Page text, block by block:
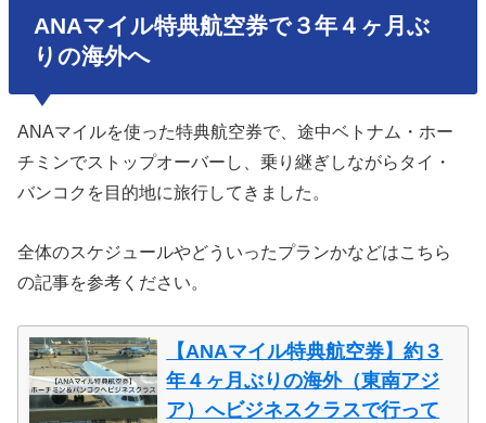
ANAマイル特典航空券で３年４ヶ月ぶ
りの海外へ
ANAマイルを使った特典航空券で、途中ベトナム・ホー
チミンでストップオーバーし、乗り継ぎしながらタイ・
バンコクを目的地に旅行してきました。
全体のスケジュールやどういったプランかなどはこちら
の記事を参考ください。
【ANAマイル特典航空券】約３
年４ヶ月ぶりの海外（東南アジ
ア）へビジネスクラスで行って